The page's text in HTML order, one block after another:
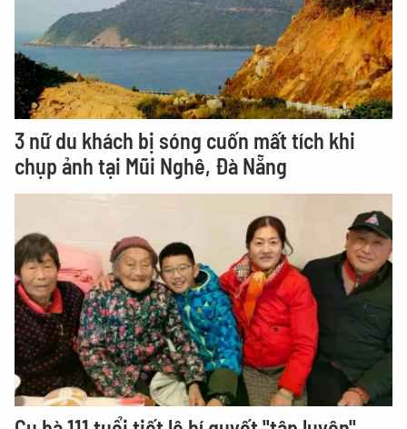
3 nữ du khách bị sóng cuốn mất tích khi
chụp ảnh tại Mũi Nghê, Đà Nẵng